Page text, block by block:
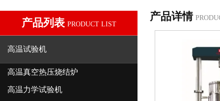
产品列表 PRODUCT LIST
高温试验机
高温真空热压烧结炉
高温力学试验机
产品详情